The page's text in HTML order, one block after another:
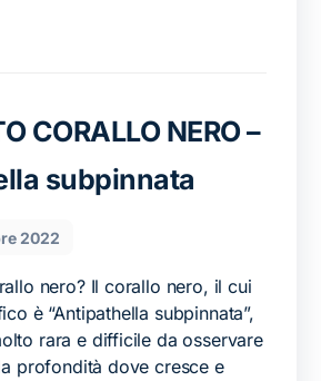
CORALLO NERO –
subpinnata
2022
nero? Il corallo nero, il cui
è “Antipathella subpinnata”,
rara e difficile da osservare
profondità dove cresce e